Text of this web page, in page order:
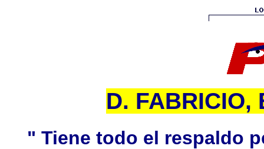
D. FABRICIO,
" Tiene todo el respaldo